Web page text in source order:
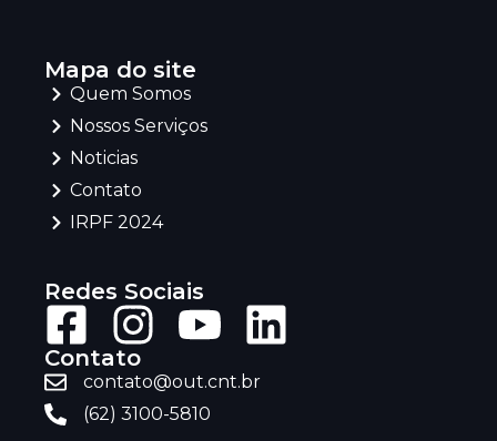
Mapa do site
Quem Somos
Nossos Serviços
Noticias
Contato
IRPF 2024
Redes Sociais
Contato
contato@out.cnt.br
(62) 3100-5810